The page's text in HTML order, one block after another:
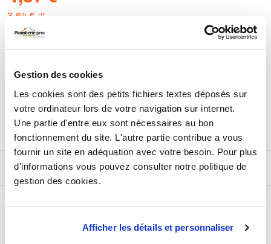
Gestion des cookies
Les cookies sont des petits fichiers textes déposés sur
votre ordinateur lors de votre navigation sur internet.
Une partie d'entre eux sont nécessaires au bon
fonctionnement du site. L'autre partie contribue a vous
fournir un site en adéquation avec votre besoin. Pour plus
d'informations vous pouvez consulter notre politique de
gestion des cookies.
Afficher les détails et personnaliser
3,64 € HT
Retours et échanges jusqu'à 90 jours
En savoir plus
DESCRIPTIF
Vide